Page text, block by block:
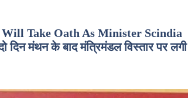
Take Oath As Minister Scindia
मंथन के बाद मंत्रिमंडल विस्तार पर लगी